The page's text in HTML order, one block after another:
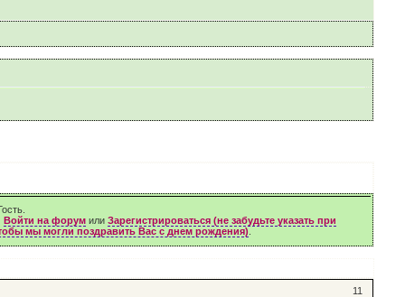
Войти на форумили Зарегистрироваться (не забудьте указать при
мы могли поздравить Вас с днем рождения)
11